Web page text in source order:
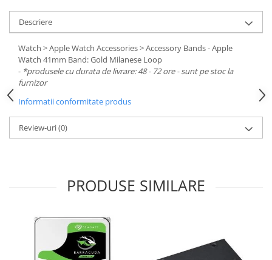
Descriere
Watch > Apple Watch Accessories > Accessory Bands - Apple
Watch 41mm Band: Gold Milanese Loop
- *produsele cu durata de livrare: 48 - 72 ore - sunt pe stoc la
furnizor
Informatii conformitate produs
Review-uri(0)
PRODUSE SIMILARE